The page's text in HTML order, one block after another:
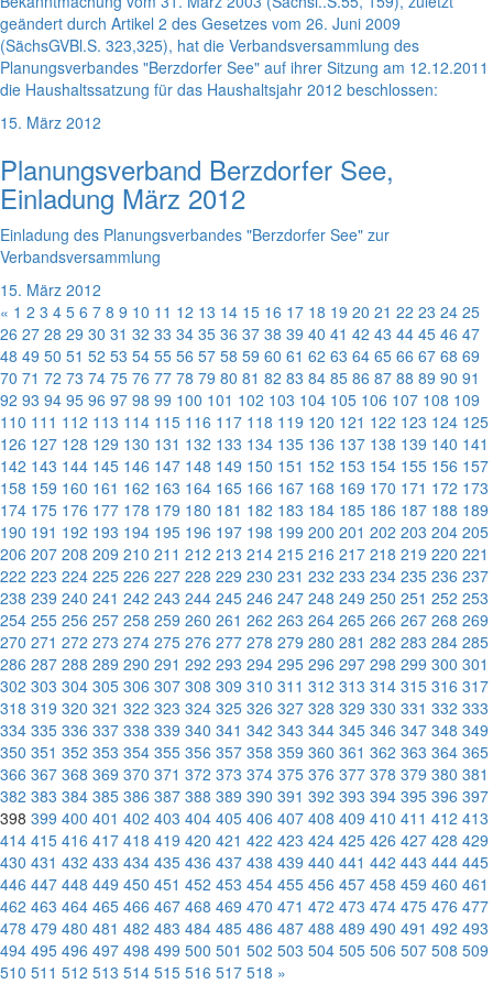
geändert durch Artikel 2 des Gesetzes vom 26. Juni 2009
(SächsGVBl.S. 323,325), hat die Verbandsversammlung des
Planungsverbandes "Berzdorfer See" auf ihrer Sitzung am 12.12.2011
die Haushaltssatzung für das Haushaltsjahr 2012 beschlossen:
15. März 2012
Planungsverband Berzdorfer See,
Einladung März 2012
Einladung des Planungsverbandes "Berzdorfer See" zur
Verbandsversammlung
15. März 2012
« 1 2 3 4 5 6 7 8 9 10 11 12 13 14 15 16 17 18 19 20 21 22 23 24 25
26 27 28 29 30 31 32 33 34 35 36 37 38 39 40 41 42 43 44 45 46 47
48 49 50 51 52 53 54 55 56 57 58 59 60 61 62 63 64 65 66 67 68 69
70 71 72 73 74 75 76 77 78 79 80 81 82 83 84 85 86 87 88 89 90 91
92 93 94 95 96 97 98 99 100 101 102 103 104 105 106 107 108 109
110 111 112 113 114 115 116 117 118 119 120 121 122 123 124 125
126 127 128 129 130 131 132 133 134 135 136 137 138 139 140 141
142 143 144 145 146 147 148 149 150 151 152 153 154 155 156 157
158 159 160 161 162 163 164 165 166 167 168 169 170 171 172 173
174 175 176 177 178 179 180 181 182 183 184 185 186 187 188 189
190 191 192 193 194 195 196 197 198 199 200 201 202 203 204 205
206 207 208 209 210 211 212 213 214 215 216 217 218 219 220 221
222 223 224 225 226 227 228 229 230 231 232 233 234 235 236 237
238 239 240 241 242 243 244 245 246 247 248 249 250 251 252 253
254 255 256 257 258 259 260 261 262 263 264 265 266 267 268 269
270 271 272 273 274 275 276 277 278 279 280 281 282 283 284 285
286 287 288 289 290 291 292 293 294 295 296 297 298 299 300 301
302 303 304 305 306 307 308 309 310 311 312 313 314 315 316 317
318 319 320 321 322 323 324 325 326 327 328 329 330 331 332 333
334 335 336 337 338 339 340 341 342 343 344 345 346 347 348 349
350 351 352 353 354 355 356 357 358 359 360 361 362 363 364 365
366 367 368 369 370 371 372 373 374 375 376 377 378 379 380 381
382 383 384 385 386 387 388 389 390 391 392 393 394 395 396 397
398 399 400 401 402 403 404 405 406 407 408 409 410 411 412 413
414 415 416 417 418 419 420 421 422 423 424 425 426 427 428 429
430 431 432 433 434 435 436 437 438 439 440 441 442 443 444 445
446 447 448 449 450 451 452 453 454 455 456 457 458 459 460 461
462 463 464 465 466 467 468 469 470 471 472 473 474 475 476 477
478 479 480 481 482 483 484 485 486 487 488 489 490 491 492 493
494 495 496 497 498 499 500 501 502 503 504 505 506 507 508 509
510 511 512 513 514 515 516 517 518 »